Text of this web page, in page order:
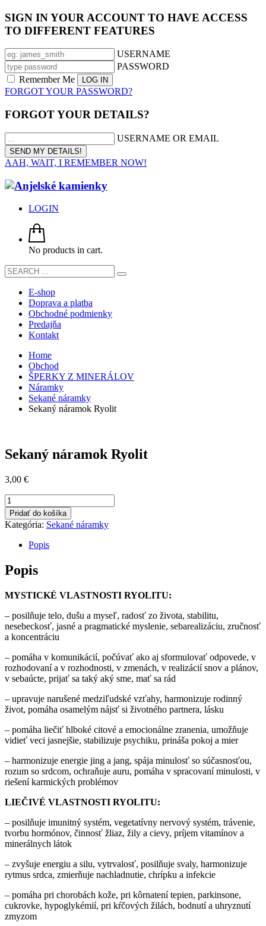
SIGN IN YOUR ACCOUNT TO HAVE ACCESS
TO DIFFERENT FEATURES
USERNAME
PASSWORD
Remember Me
FORGOT YOUR PASSWORD?
FORGOT YOUR DETAILS?
USERNAME OR EMAIL
AAH, WAIT, I REMEMBER NOW!
LOGIN
No products in cart.
E-shop
Doprava a platba
Obchodné podmienky
Predajňa
Kontakt
Home
Obchod
ŠPERKY Z MINERÁLOV
Náramky
Sekané náramky
Sekaný náramok Ryolit
Sekaný náramok Ryolit
3,00 €
množstvo
Sekaný
náramok
Ryolit
Pridať do košíka
Kategória: Sekané náramky
Popis
Popis
MYSTICKÉ VLASTNOSTI RYOLITU:
– posilňuje telo, dušu a myseľ, radosť zo života, stabilitu,
nesebeckosť, jasné a pragmatické myslenie, sebarealizáciu, zručnosť
a koncentráciu
– pomáha v komunikácií, počúvať ako aj sformulovať odpovede, v
rozhodovaní a v rozhodnosti, v zmenách, v realizácií snov a plánov,
v sebaúcte, prijať sa taký aký sme, mať sa rád
– upravuje narušené medziľudské vzťahy, harmonizuje rodinný
život, pomáha osamelým nájsť si životného partnera, lásku
– pomáha liečiť hlboké citové a emocionálne zranenia, umožňuje
vidieť veci jasnejšie, stabilizuje psychiku, prináša pokoj a mier
– harmonizuje energie jing a jang, spája minulosť so súčasnosťou,
rozum so srdcom, ochraňuje auru, pomáha v spracovaní minulosti, v
riešení karmických problémov
LIEČIVÉ VLASTNOSTI RYOLITU:
– posilňuje imunitný systém, vegetatívny nervový systém, trávenie,
tvorbu hormónov, činnosť žliaz, žily a cievy, príjem vitamínov a
minerálnych látok
– zvyšuje energiu a silu, vytrvalosť, posilňuje svaly, harmonizuje
rytmus srdca, zmierňuje nachladnutie, chrípku a infekcie
– pomáha pri chorobách kože, pri kôrnatení tepien, parkinsone,
cukrovke, hypoglykémií, pri kŕčových žilách, bodnutí a uhryznutí
zmyzom